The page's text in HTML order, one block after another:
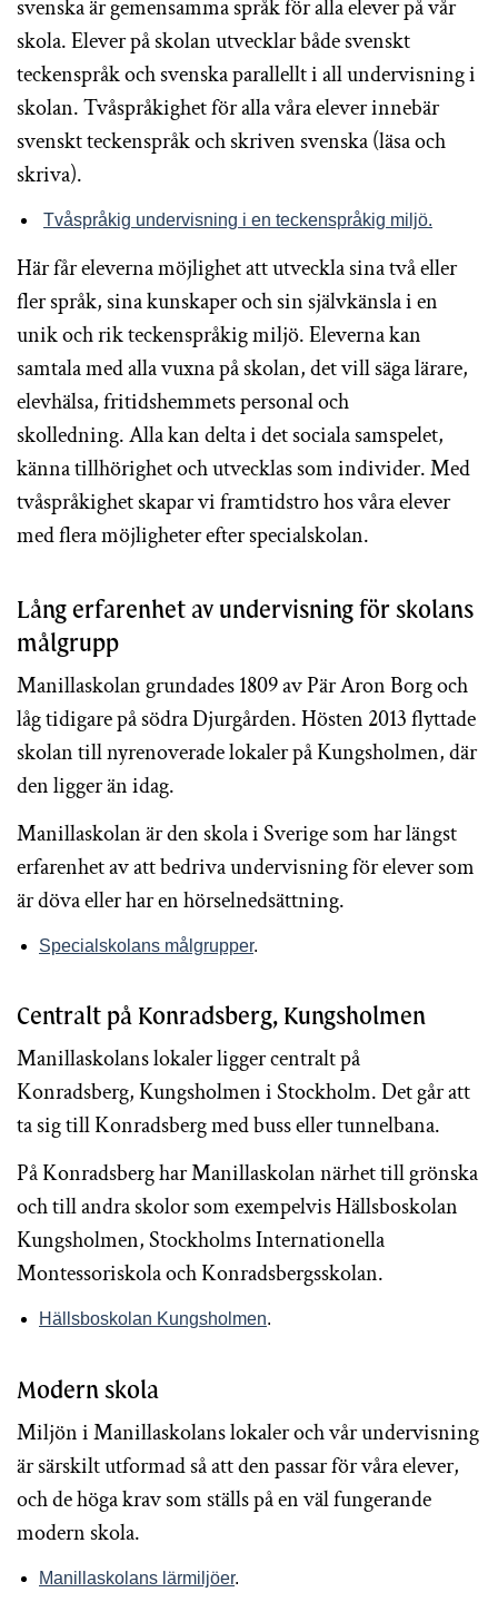
svenska är gemensamma språk för alla elever på vår
skola. Elever på skolan utvecklar både svenskt
teckenspråk och svenska parallellt i all undervisning i
skolan. Tvåspråkighet för alla våra elever innebär
svenskt teckenspråk och skriven svenska (läsa och
skriva).
Tvåspråkig undervisning i en teckenspråkig miljö.
Här får eleverna möjlighet att utveckla sina två eller
fler språk, sina kunskaper och sin självkänsla i en
unik och rik teckenspråkig miljö. Eleverna kan
samtala med alla vuxna på skolan, det vill säga lärare,
elevhälsa, fritidshemmets personal och
skolledning. Alla kan delta i det sociala samspelet,
känna tillhörighet och utvecklas som individer. Med
tvåspråkighet skapar vi framtidstro hos våra elever
med flera möjligheter efter specialskolan.
Lång erfarenhet av undervisning för skolans
målgrupp
Manillaskolan grundades 1809 av Pär Aron Borg och
låg tidigare på södra Djurgården. Hösten 2013 flyttade
skolan till nyrenoverade lokaler på Kungsholmen, där
den ligger än idag.
Manillaskolan är den skola i Sverige som har längst
erfarenhet av att bedriva undervisning för elever som
är döva eller har en hörselnedsättning.
Specialskolans målgrupper.
Centralt på Konradsberg, Kungsholmen
Manillaskolans lokaler ligger centralt på
Konradsberg, Kungsholmen i Stockholm. Det går att
ta sig till Konradsberg med buss eller tunnelbana.
På Konradsberg har Manillaskolan närhet till grönska
och till andra skolor som exempelvis Hällsboskolan
Kungsholmen, Stockholms Internationella
Montessoriskola och Konradsbergsskolan.
Hällsboskolan Kungsholmen.
Modern skola
Miljön i Manillaskolans lokaler och vår undervisning
är särskilt utformad så att den passar för våra elever,
och de höga krav som ställs på en väl fungerande
modern skola.
Manillaskolans lärmiljöer.